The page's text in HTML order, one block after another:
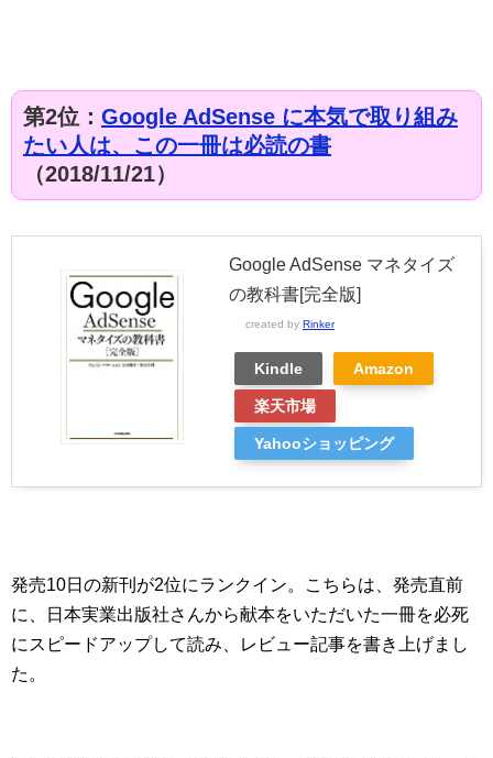
第2位： Google AdSense に本気で取り組み
たい人は、この一冊は必読の書
（2018/11/21）
Google AdSense マネタイズ
の教科書[完全版]
created by Rinker
Kindle Amazon
楽天市場
Yahooショッピング
発売10日の新刊が2位にランクイン。こちらは、発売直前
に、日本実業出版社さんから献本をいただいた一冊を必死
にスピードアップして読み、レビュー記事を書き上げまし
た。